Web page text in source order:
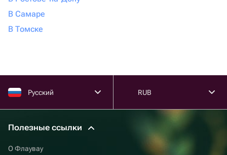
В Самаре
В Томске
Русский RUB
Полезные ссылки
О Флаувау